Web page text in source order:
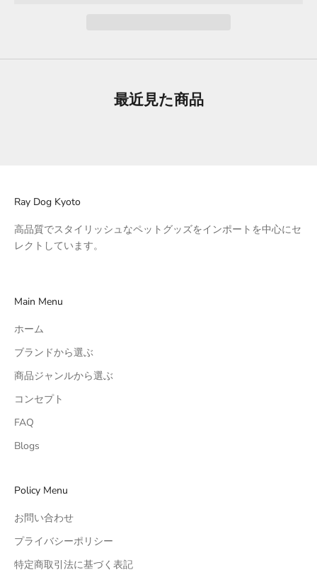
最近見た商品
Ray Dog Kyoto
高品質でスタイリッシュなペットグッズをインポートを中心にセ
レクトしています。
Main Menu
ホーム
ブランドから選ぶ
商品ジャンルから選ぶ
コンセプト
FAQ
Blogs
Policy Menu
お問い合わせ
プライバシーポリシー
特定商取引法に基づく表記